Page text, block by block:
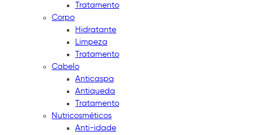
Tratamento
Corpo
Hidratante
Limpeza
Tratamento
Cabelo
Anticaspa
Antiqueda
Tratamento
Nutricosméticos
Anti-idade